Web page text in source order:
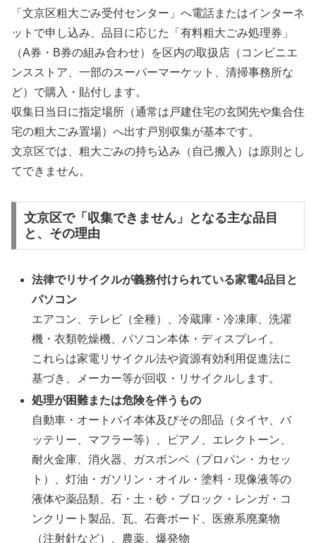
「文京区粗大ごみ受付センター」へ電話またはインターネ
ットで申し込み、品目に応じた「有料粗大ごみ処理券」
（A券・B券の組み合わせ）を区内の取扱店（コンビニエ
ンスストア、一部のスーパーマーケット、清掃事務所な
ど）で購入・貼付します。
収集日当日に指定場所（通常は戸建住宅の玄関先や集合住
宅の粗大ごみ置場）へ出す戸別収集が基本です。
文京区では、粗大ごみの持ち込み（自己搬入）は原則とし
てできません。
文京区で「収集できません」となる主な品目
と、その理由
法律でリサイクルが義務付けられている家電4品目と
パソコン
エアコン、テレビ（全種）、冷蔵庫・冷凍庫、洗濯
機・衣類乾燥機、パソコン本体・ディスプレイ。
これらは家電リサイクル法や資源有効利用促進法に
基づき、メーカー等が回収・リサイクルします。
処理が困難または危険を伴うもの
自動車・オートバイ本体及びその部品（タイヤ、バ
ッテリー、マフラー等）、ピアノ、エレクトーン、
耐火金庫、消火器、ガスボンベ（プロパン・カセッ
ト）、灯油・ガソリン・オイル・塗料・現像液等の
液体や薬品類、石・土・砂・ブロック・レンガ・コ
ンクリート製品、瓦、石膏ボード、医療系廃棄物
（注射針など）、農薬、爆発物